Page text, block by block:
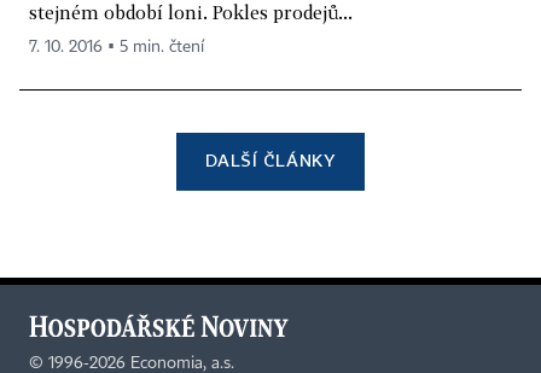
stejném období loni. Pokles prodejů...
7. 10. 2016 ▪ 5 min. čtení
DALŠÍ ČLÁNKY
© 1996-2026 Economia, a.s.